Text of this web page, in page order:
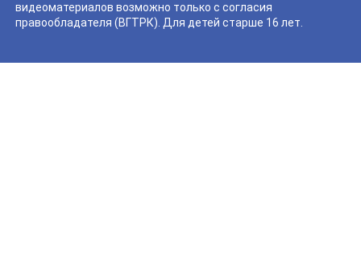
видеоматериалов возможно только с согласия
правообладателя (ВГТРК). Для детей старше 16 лет.